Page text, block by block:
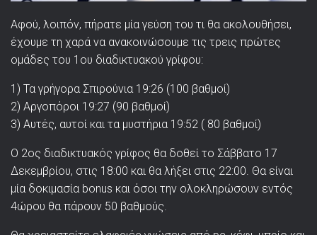
Αφού, λοιπόν, πήρατε μία γεύση του τι θα ακολουθήσει,
έχουμε τη χαρά να ανακοινώσουμε τις τρεις πρώτες
ομάδες του 1ου διαδικτυακού γρίφου:
1) Τα γρήγορα Σπιρούνια 19:26 (100 βαθμοί)
2) Αργοπόροι 19:27 (90 βαθμοί)
3) Αυτές, αυτοί και τα μυστήρια 19:52 ( 80 βαθμοί)
Ο 2ος διαδικτυακός γρίφος θα δοθεί το Σάββατο 17
Δεκεμβρίου, στις 18:00 και θα λήξει στις 22:00. Θα είναι
μία δοκιμασία bonus και όσοι την ολοκληρώσουν εντός
4ώρου θα πάρουν 50 βαθμούς.